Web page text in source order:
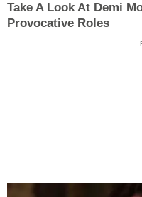
Take A Look At Demi
Provocative Roles